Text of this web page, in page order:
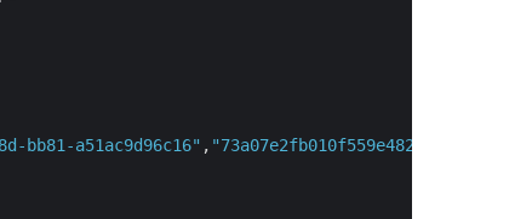
bb81-a51ac9d96c16" , "73a07e2fb010f559e482d854fe5a8f49"